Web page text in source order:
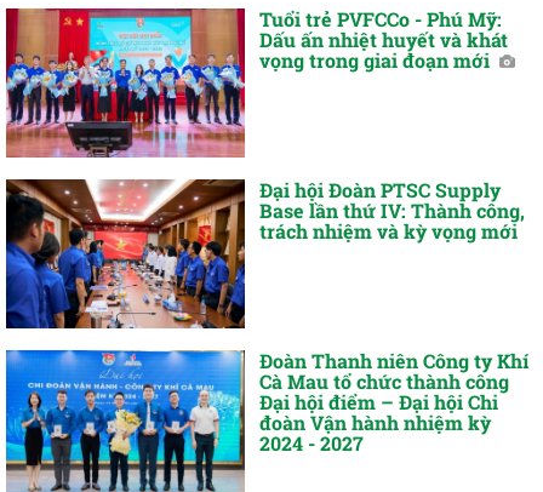
Tuổi trẻ PVFCCo - Phú Mỹ:
Dấu ấn nhiệt huyết và khát
vọng trong giai đoạn mới
Đại hội Đoàn PTSC Supply
Base lần thứ IV: Thành công,
trách nhiệm và kỳ vọng mới
Đoàn Thanh niên Công ty Khí
Cà Mau tổ chức thành công
Đại hội điểm – Đại hội Chi
đoàn Vận hành nhiệm kỳ
2024 - 2027